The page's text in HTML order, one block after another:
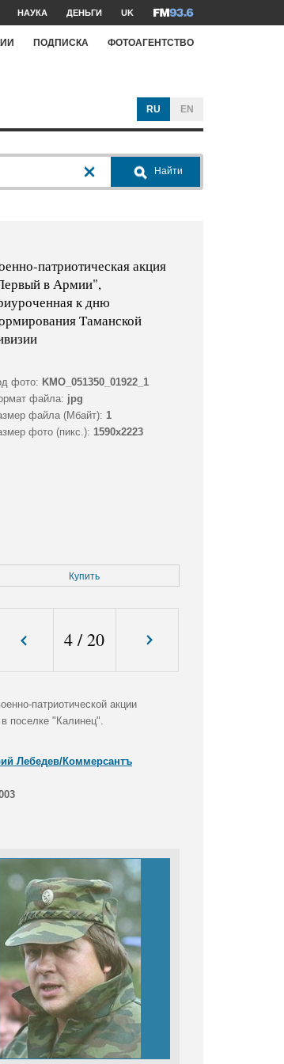
НАУКА ДЕНЬГИ UK
ПОДПИСКА ФОТОАГЕНТСТВО
RU EN
Найти
патриотическая акция
в Армии",
к дню
Таманской
фото: KMO_051350_01922_1
файла: jpg
файла (Мбайт): 1
фото (пикс.): 1590x2223
Купить
4 /20
патриотической акции
поселке "Калинец".
Лебедев/Коммерсантъ